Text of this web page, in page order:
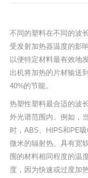
不同的塑料在不同的波
受发射加热器温度的影
以便特定材料最有效地
出机将加热的片材输送
40%的节能。
热塑性塑料最合适的波
外光谱范围内。例如，
时，ABS、HIPS和PE
微米的辐射热。具有宽
围的材料相同程度的温
度，因为快速或过度加